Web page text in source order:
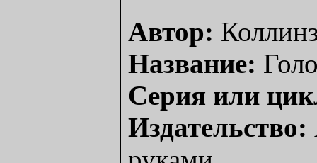
Автор:
Название:
Серия или
Издательство: